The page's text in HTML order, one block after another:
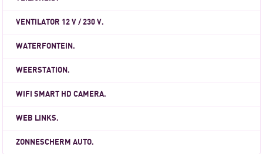
VENTILATOR 12 V / 230 V.
WATERFONTEIN.
WEERSTATION.
WIFI SMART HD CAMERA.
WEB LINKS.
ZONNESCHERM AUTO.